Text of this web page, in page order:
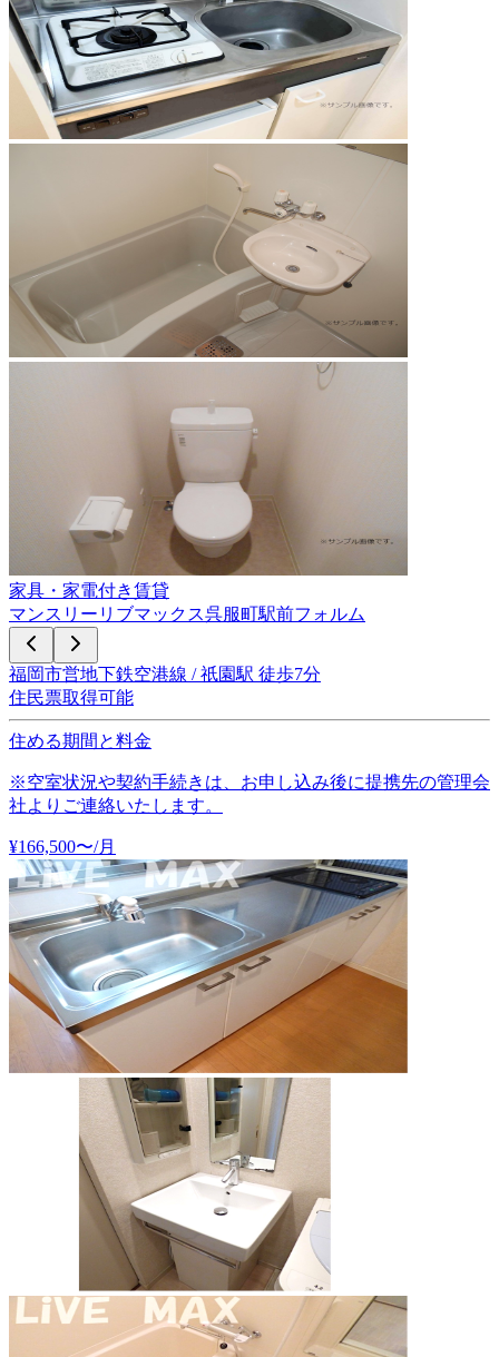
家具・家電付き賃貸
マンスリーリブマックス呉服町駅前フォルム
福岡市営地下鉄空港線 / 祇園駅 徒歩7分
住民票取得可能
住める期間と料金
※空室状況や契約手続きは、お申し込み後に提携先の管理会
社よりご連絡いたします。
¥166,500〜/月